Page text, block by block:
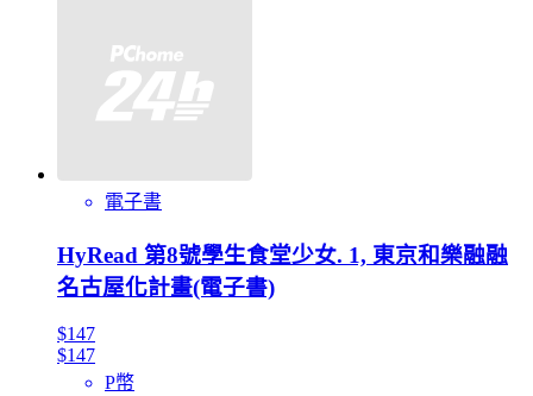
電子書
HyRead 第8號學生食堂少女. 1, 東京和樂融融
名古屋化計畫(電子書)
$147
$147
P幣